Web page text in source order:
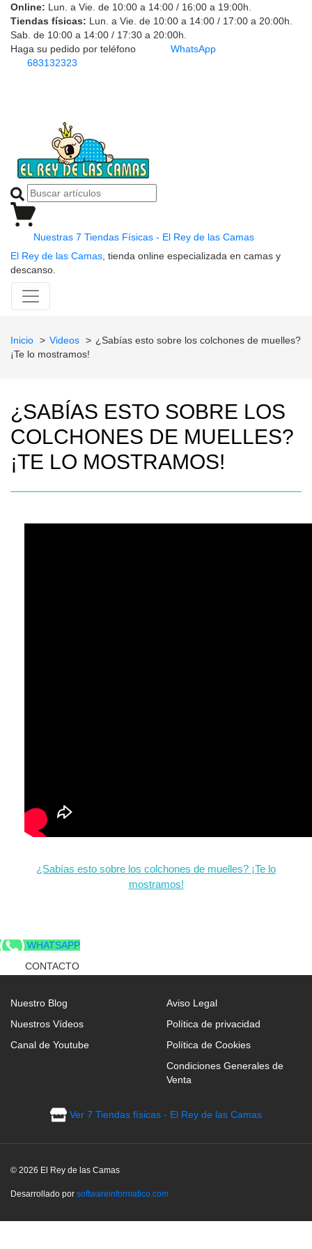
Online: Lun. a Vie. de 10:00 a 14:00 / 16:00 a 19:00h.
Tiendas físicas: Lun. a Vie. de 10:00 a 14:00 / 17:00 a 20:00h.
Sab. de 10:00 a 14:00 / 17:30 a 20:00h.
Haga su pedido por teléfono
683132323
WhatsApp
Nuestras 7 Tiendas Físicas - El Rey de las Camas
El Rey de las Camas , tienda online especializada en camas y
descanso.
Inicio Videos
¿Sabías esto sobre los colchones de muelles?
¡Te lo mostramos!
¿SABÍAS ESTO SOBRE LOS
COLCHONES DE MUELLES?
¡TE LO MOSTRAMOS!
¿Sabías esto sobre los colchones de muelles? ¡Te lo
mostramos!
WHATSAPP
CONTACTO
Nuestro Blog
Nuestros Vídeos
Canal de Youtube
Aviso Legal
Política de privacidad
Política de Cookies
Condiciones Generales de
Venta
Ver 7 Tiendas físicas - El Rey de las Camas
© 2026 El Rey de las Camas
Desarrollado por softwareinformatico.com